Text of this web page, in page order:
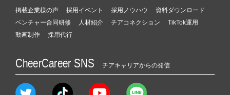
掲載企業様の声 採用イベント 採用ノウハウ
資料ダウンロード
ベンチャー合同研修
人材紹介 チアコネクション
TikTok運用
動画制作
採用代行
CheerCareer SNS チアキャリアからの発信